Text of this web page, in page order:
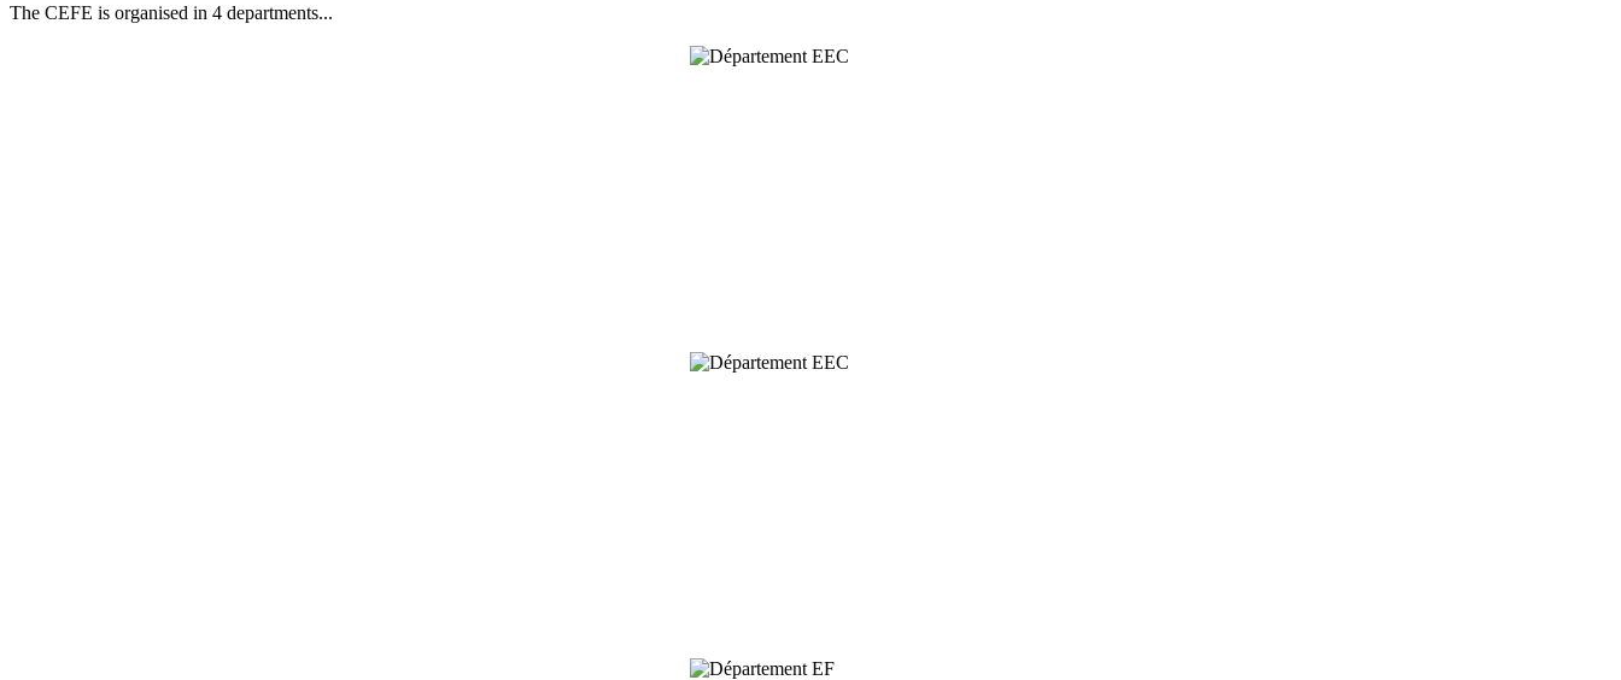
The CEFE is organised in 4 departments...